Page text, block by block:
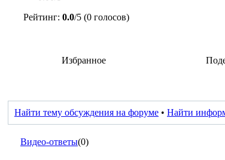
Рейтинг: 0.0/5 (0 голосов)
Избранное
Найти тему обсуждения на форуме • Найти
Видео-ответы(0)